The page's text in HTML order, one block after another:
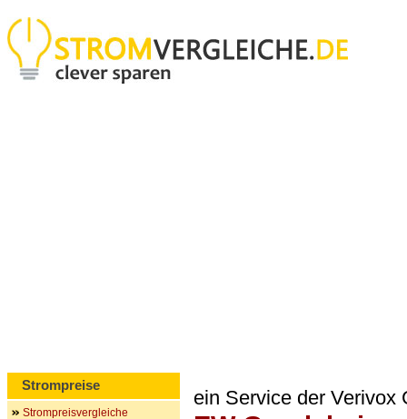
ein Service der Verivox
Strompreise
Strompreisvergleiche